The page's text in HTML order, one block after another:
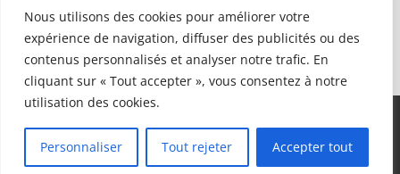
Nous utilisons des cookies pour améliorer votre
expérience de navigation, diffuser des publicités ou des
contenus personnalisés et analyser notre trafic. En
cliquant sur « Tout accepter », vous consentez à notre
utilisation des cookies.
Personnaliser Tout rejeter Accepter tout
Madame Oreille
Voyages et Vagabondages
Thème WordPress : Tortuga par ThemeZee.